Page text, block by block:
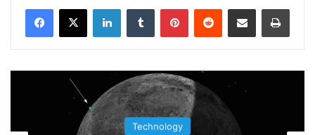
Related Articles
5 hours ago
Khám Phá Máy Đào Hầm Nổ Đá Đầu Tiên
LinkedInTumblr PinterestReddit Share via Email Print
Technology